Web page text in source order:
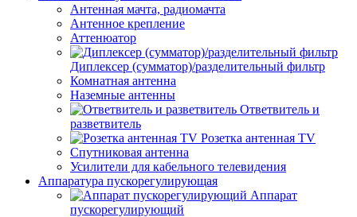
Антенная мачта, радиомачта
Антенное крепление
Аттенюатор
Диплексер (сумматор)/разделительный фильтр
Комнатная антенна
Наземные антенны
Ответвитель и
разветвитель
Розетка антенная TV
Спутниковая антенна
Усилители для кабельного телевидения
Аппаратура пускорегулирующая
Аппарат
пускорегулирующий